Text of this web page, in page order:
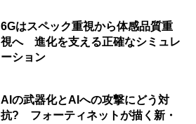
6Gはスペック重視から体感品質重
視へ 進化を支える正確なシミュレ
ーション
AIの武器化とAIへの攻撃にどう対
抗? フォーティネットが描く新・